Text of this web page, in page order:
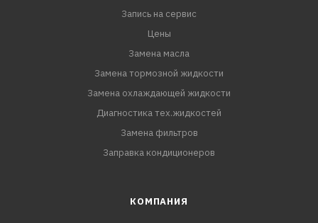
Запись на сервис
Цены
Замена масла
Замена тормозной жидкости
Замена охлаждающей жидкости
Диагностика тех.жидкостей
Замена фильтров
Заправка кондиционеров
КОМПАНИЯ